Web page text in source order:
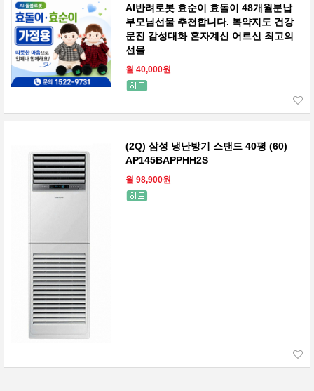
AI반려로봇 효순이 효돌이 48개월분납
부모님선물 추천합니다. 복약지도 건강
문진 감성대화 혼자계신 어르신 최고의
선물
월 40,000원
(2Q) 삼성 냉난방기 스탠드 40평 (60)
AP145BAPPHH2S
월 98,900원